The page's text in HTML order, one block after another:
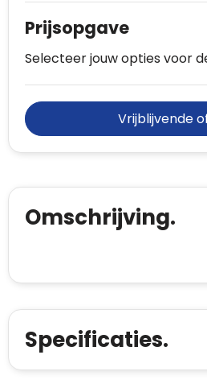
Prijsopgave
Selecteer jouw opties voor
Vrijblijvende
Omschrijving.
Specificaties.